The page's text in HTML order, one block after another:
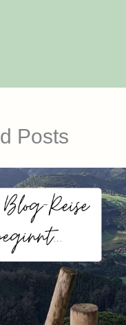
Posts